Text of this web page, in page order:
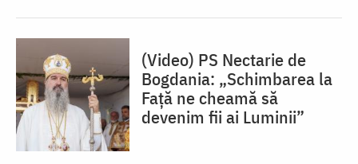
(Video) PS Nectarie de
Bogdania: „Schimbarea la
Față ne cheamă să
devenim fii ai Luminii”